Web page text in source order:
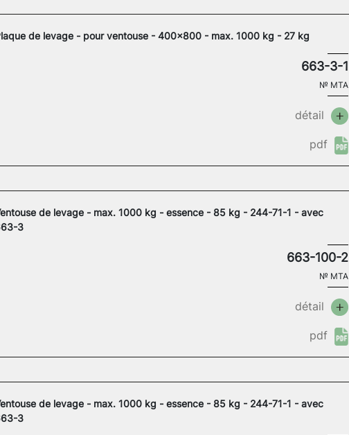
de levage - pour ventouse - 400x800 - max. 1000 kg - 27 kg
663-3-1
№ MTA
détail
pdf
de levage - max. 1000 kg - essence - 85 kg - 244-71-1 - avec
3
663-100-2
№ MTA
détail
pdf
de levage - max. 1000 kg - essence - 85 kg - 244-71-1 - avec
3